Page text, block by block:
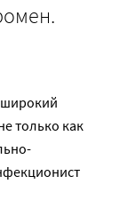
широкий
только как